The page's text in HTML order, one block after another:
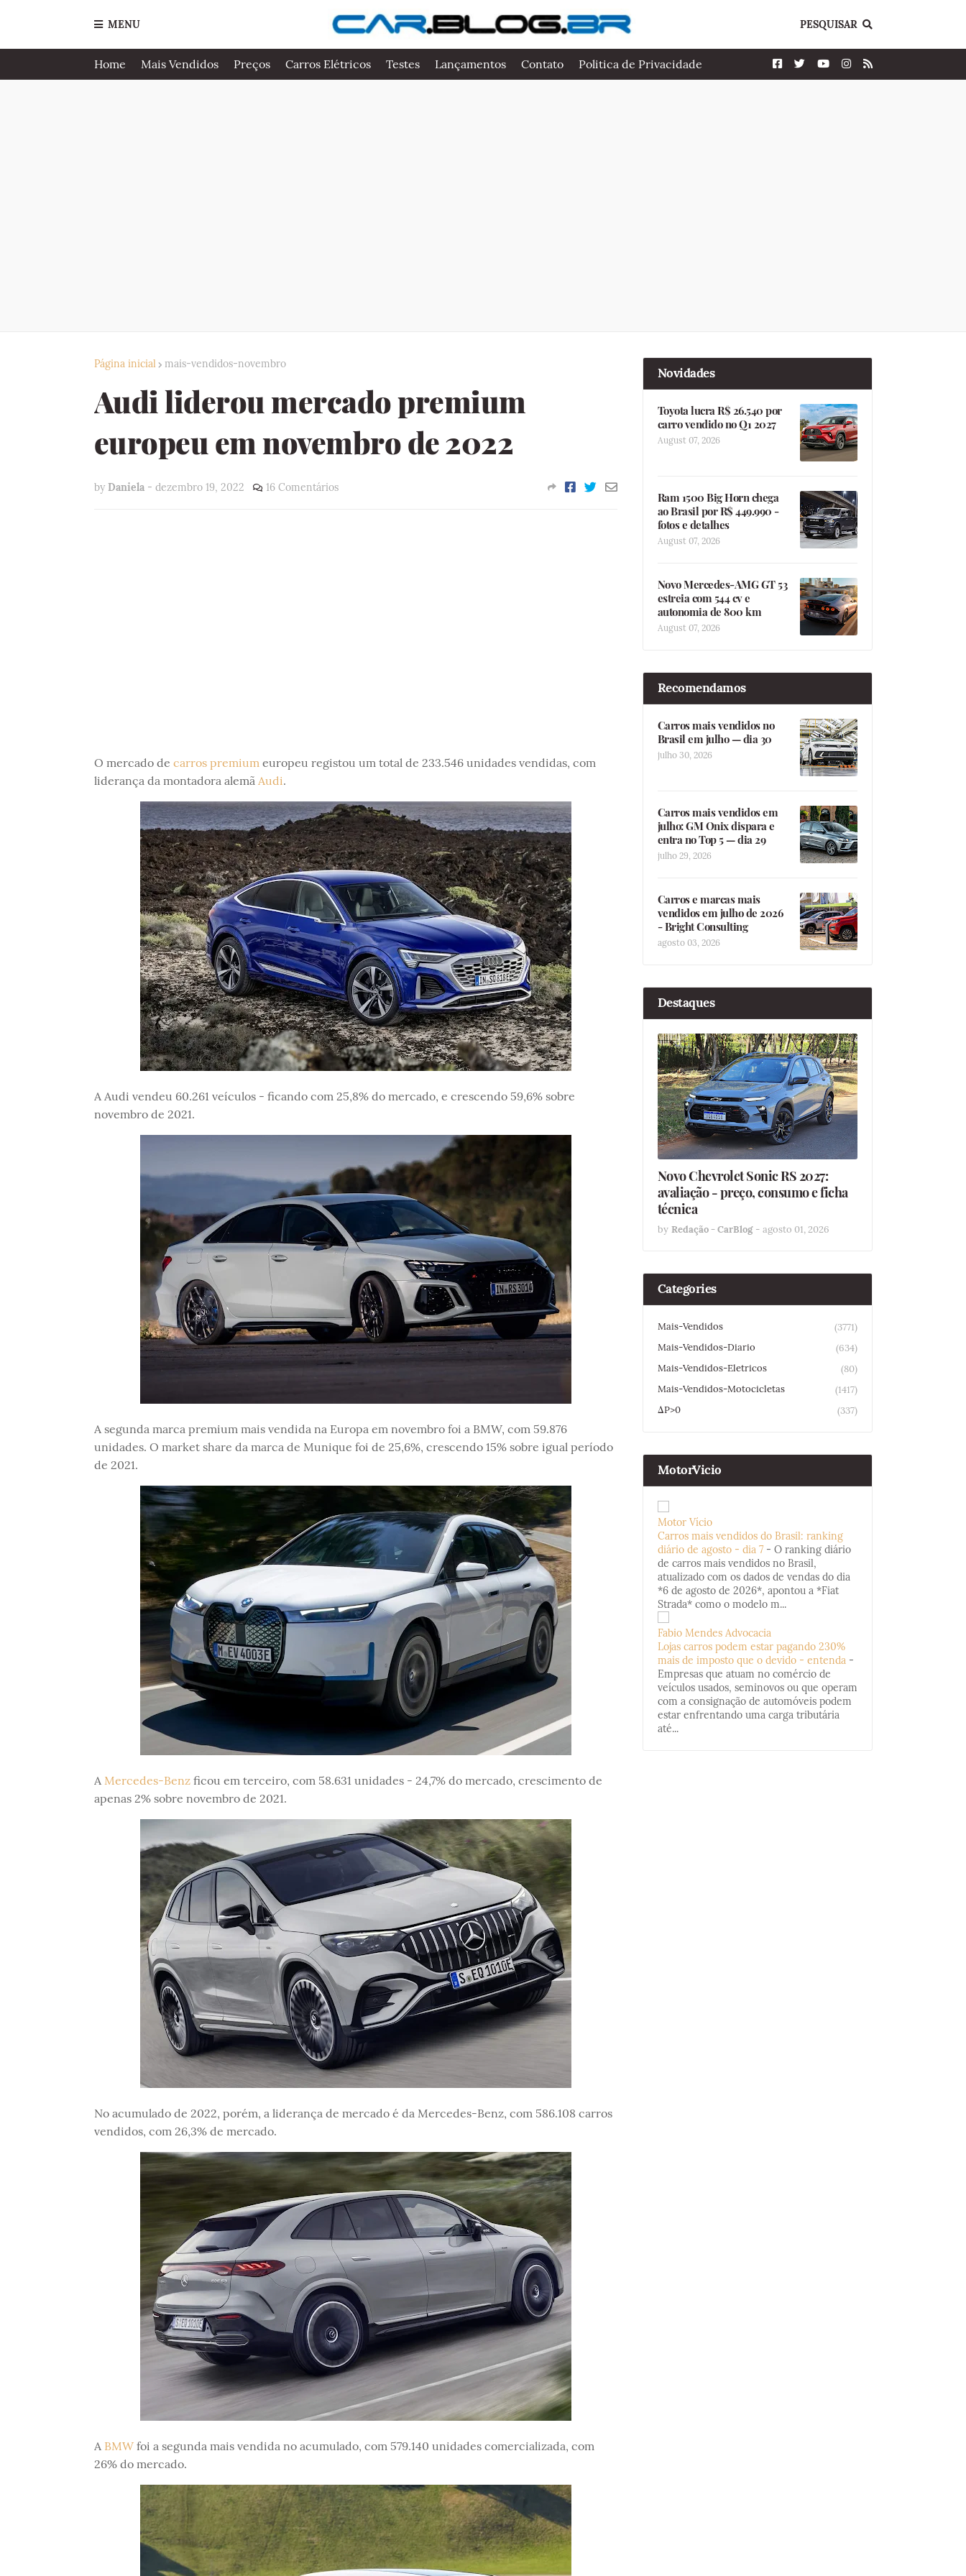
MENU PESQUISAR
Home Mais Vendidos Preços Carros Elétricos Testes Lançamentos Contato Politica de Privacidade
Página inicial mais-vendidos-novembro
Audi liderou mercado premium
europeu em novembro de 2022
by Daniela - dezembro 19, 2022 16 Comentários
O mercado de carros premiumeuropeu registou um total de 233.546 unidades vendidas, com
liderança da montadora alemã Audi.
A Audi vendeu 60.261 veículos - ficando com 25,8% do mercado, e crescendo 59,6% sobre
novembro de 2021.
A segunda marca premium mais vendida na Europa em novembro foi a BMW, com 59.876
unidades. O market share da marca de Munique foi de 25,6%, crescendo 15% sobre igual período
de 2021.
A Mercedes-Benzficou em terceiro, com 58.631 unidades - 24,7% do mercado, crescimento de
apenas 2% sobre novembro de 2021.
No acumulado de 2022, porém, a liderança de mercado é da Mercedes-Benz, com 586.108 carros
vendidos, com 26,3% de mercado.
A BMWfoi a segunda mais vendida no acumulado, com 579.140 unidades comercializada, com
26% do mercado.
Novidades
Toyota lucra R$ 26.540 por
carro vendido no Q1 2027
August 07, 2026
Ram 1500 Big Horn chega
ao Brasil por R$ 449.990 -
fotos e detalhes
August 07, 2026
Novo Mercedes-AMG GT 53
estreia com 544 cv e
autonomia de 800 km
August 07, 2026
Recomendamos
Carros mais vendidos no
Brasil em julho — dia 30
julho 30, 2026
Carros mais vendidos em
julho: GM Onix dispara e
entra no Top 5 — dia 29
julho 29, 2026
Carros e marcas mais
vendidos em julho de 2026
- Bright Consulting
agosto 03, 2026
Destaques
Novo Chevrolet Sonic RS 2027:
avaliação - preço, consumo e ficha
técnica
by Redação - CarBlog - agosto 01, 2026
Categories
Mais-Vendidos
(3771)
Mais-Vendidos-Diario
(634)
Mais-Vendidos-Eletricos
(80)
Mais-Vendidos-Motocicletas
(1417)
ΔP>0
(337)
MotorVicio
Motor Vício
Carros mais vendidos do Brasil: ranking
diário de agosto - dia 7 - O ranking diário
de carros mais vendidos no Brasil,
atualizado com os dados de vendas do dia
*6 de agosto de 2026*, apontou a *Fiat
Strada* como o modelo m...
Fabio Mendes Advocacia
Lojas carros podem estar pagando 230%
mais de imposto que o devido - entenda -
Empresas que atuam no comércio de
veículos usados, seminovos ou que operam
com a consignação de automóveis podem
estar enfrentando uma carga tributária
até...